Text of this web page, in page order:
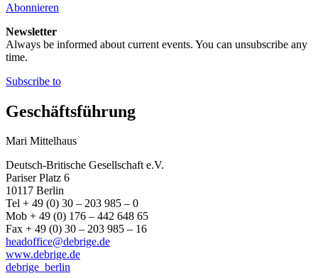
Abonnieren
Newsletter
Always be informed about current events. You can unsubscribe any
time.
Subscribe to
Geschäftsführung
Mari Mittelhaus
Deutsch-Britische Gesellschaft e.V.
Pariser Platz 6
10117 Berlin
Tel + 49 (0) 30 – 203 985 – 0
Mob + 49 (0) 176 – 442 648 65
Fax + 49 (0) 30 – 203 985 – 16
headoffice@debrige.de
www.debrige.de
debrige_berlin